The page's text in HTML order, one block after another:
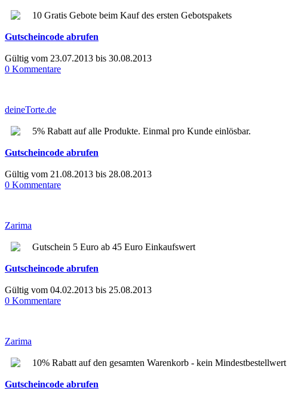
10 Gratis Gebote beim Kauf des ersten Gebotspakets
Gutscheincode abrufen
Gültig vom 23.07.2013 bis 30.08.2013
0 Kommentare
deineTorte.de
5% Rabatt auf alle Produkte. Einmal pro Kunde einlösbar.
Gutscheincode abrufen
Gültig vom 21.08.2013 bis 28.08.2013
0 Kommentare
Zarima
Gutschein 5 Euro ab 45 Euro Einkaufswert
Gutscheincode abrufen
Gültig vom 04.02.2013 bis 25.08.2013
0 Kommentare
Zarima
10% Rabatt auf den gesamten Warenkorb - kein Mindestbestellwert
Gutscheincode abrufen